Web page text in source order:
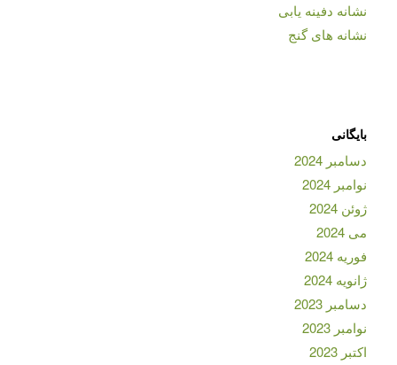
نشانه دفینه یابی
نشانه های گنج
بایگانی
دسامبر 2024
نوامبر 2024
ژوئن 2024
می 2024
فوریه 2024
ژانویه 2024
دسامبر 2023
نوامبر 2023
اکتبر 2023